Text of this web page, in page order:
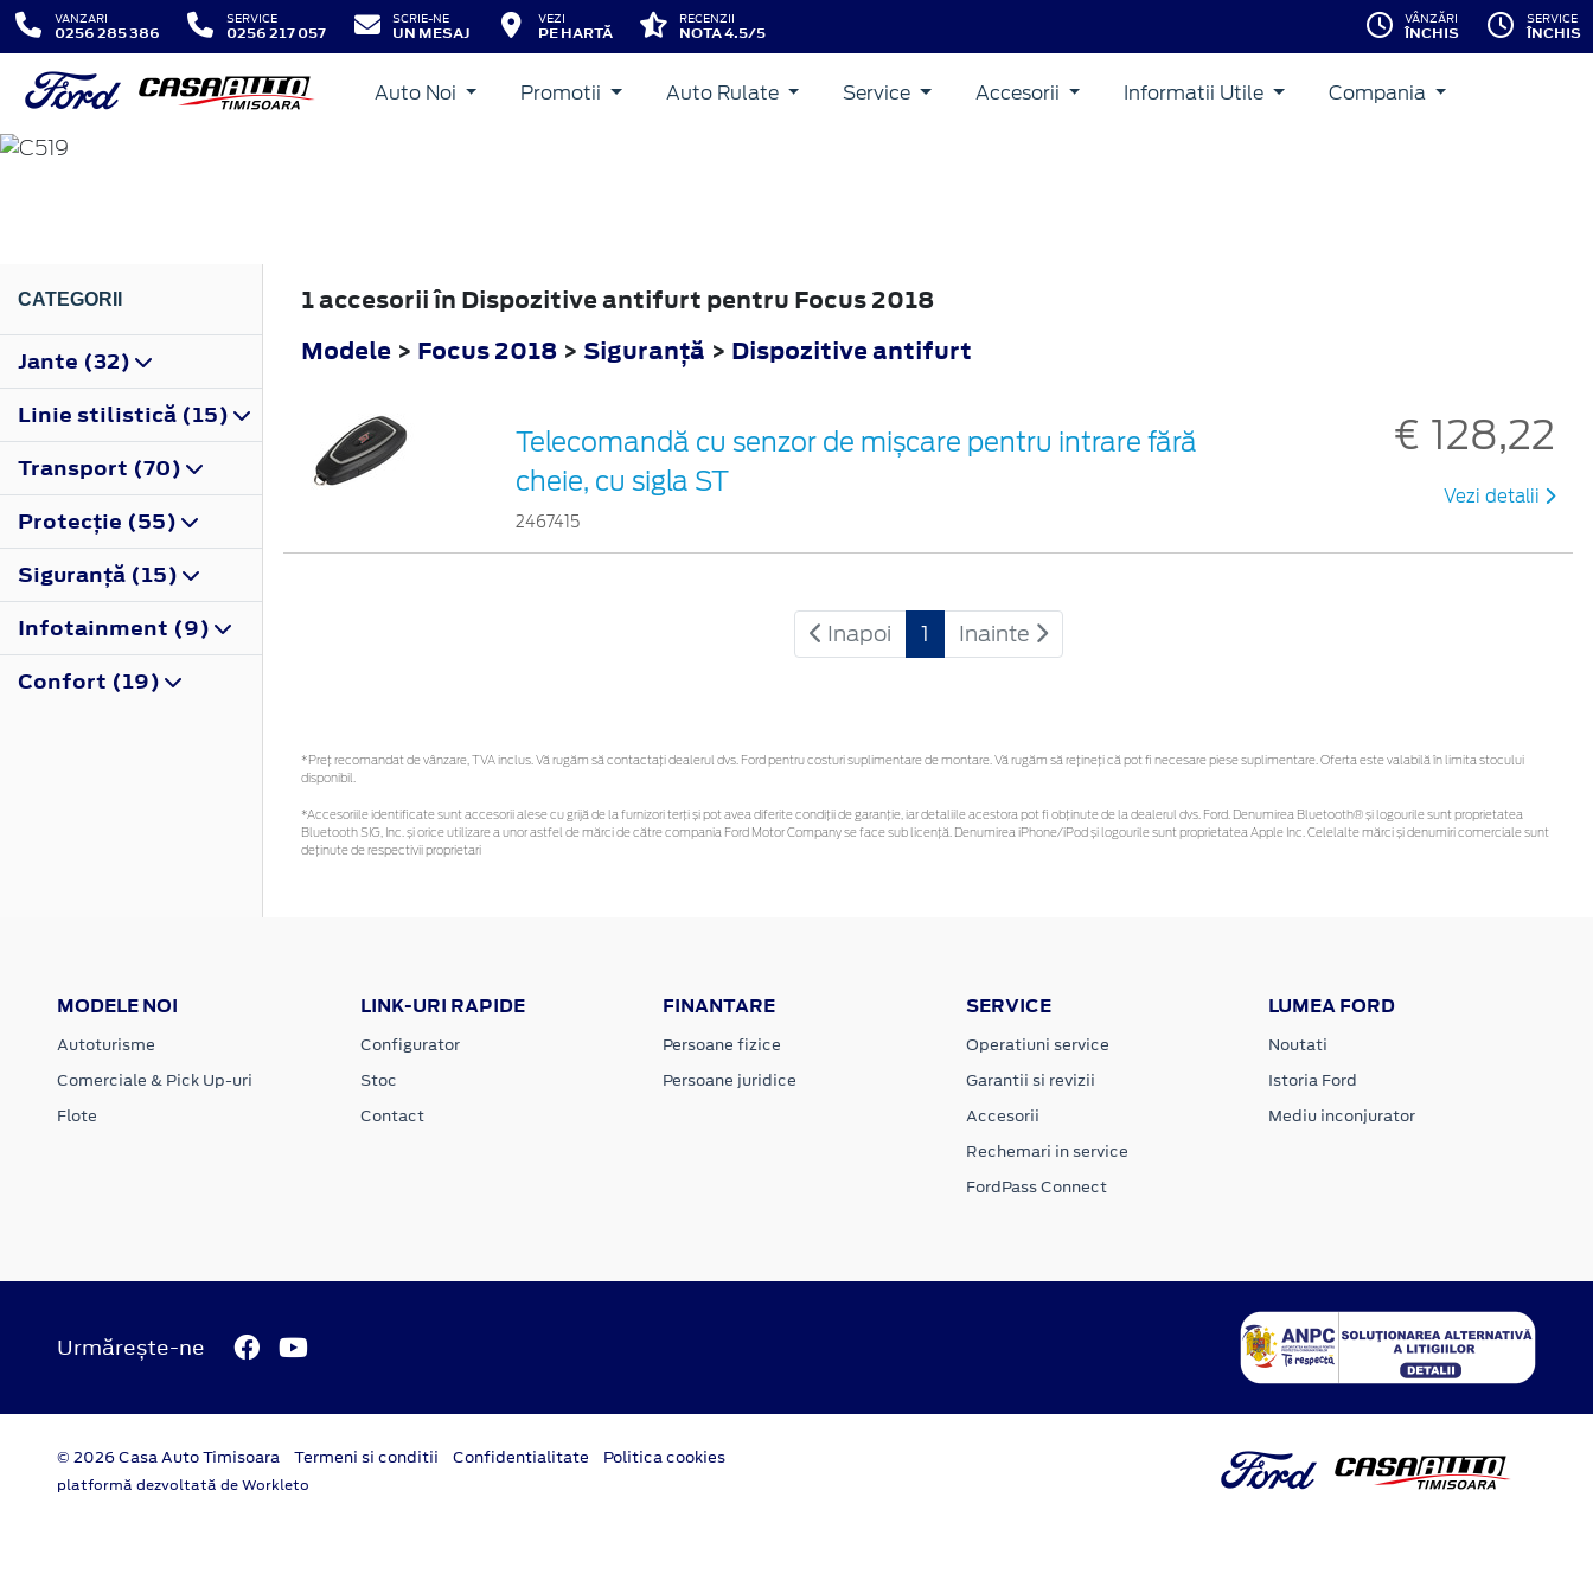
VANZARI
0256 285 386
SERVICE
0256 217 057
SCRIE-NE
UN MESAJ
VEZI
PE HARTĂ
RECENZII
NOTA 4.5/5
VÂNZĂRI
ÎNCHIS
SERVICE
ÎNCHIS
Auto Noi Promotii Auto Rulate Service Accesorii Informatii Utile Compania
FOCUS
CATEGORII
Jante (32)
Linie stilistică (15)
Transport (70)
Protecţie (55)
Siguranţă (15)
Infotainment (9)
Confort (19)
1 accesorii în Dispozitive antifurt pentru Focus 2018
Modele > Focus 2018 > Siguranţă > Dispozitive antifurt
Telecomandă cu senzor de mișcare pentru intrare fără
cheie, cu sigla ST
2467415
€ 128,22
Vezi detalii
Inapoi 1 Inainte
*Preţ recomandat de vânzare, TVA inclus. Vă rugăm să contactaţi dealerul dvs. Ford pentru costuri suplimentare de montare. Vă rugăm să rețineți că pot fi necesare piese suplimentare. Oferta este valabilă în limita stocului
disponibil.
*Accesoriile identificate sunt accesorii alese cu grijă de la furnizori terți și pot avea diferite condiții de garanție, iar detaliile acestora pot fi obținute de la dealerul dvs. Ford. Denumirea Bluetooth® și logourile sunt proprietatea
Bluetooth SIG, Inc. și orice utilizare a unor astfel de mărci de către compania Ford Motor Company se face sub licență. Denumirea iPhone/iPod și logourile sunt proprietatea Apple Inc. Celelalte mărci și denumiri comerciale sunt
deținute de respectivii proprietari
MODELE NOI
Autoturisme
Comerciale & Pick Up-uri
Flote
LINK-URI RAPIDE
Configurator
Stoc
Contact
FINANTARE
Persoane fizice
Persoane juridice
SERVICE
Operatiuni service
Garantii si revizii
Accesorii
Rechemari in service
FordPass Connect
LUMEA FORD
Noutati
Istoria Ford
Mediu inconjurator
Urmărește-ne
© 2026 Casa Auto Timisoara Termeni si conditii Confidentialitate Politica cookies
platformă dezvoltată de Workleto